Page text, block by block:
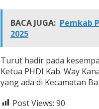
BACA JUGA: Pemkab
2025
Turut hadir pada
Ketua PHDI Kab. Way
yang ada di Kecamatan
Post Views: 90